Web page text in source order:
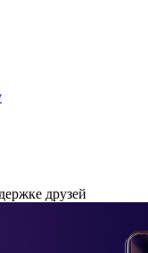
друзей